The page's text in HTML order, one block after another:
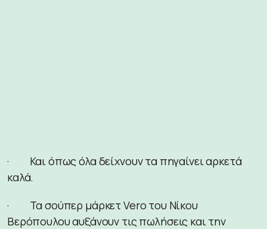
· Και όπως όλα δείχνουν τα πηγαίνει αρκετά
καλά.
· Τα σούπερ μάρκετ Vero του Νίκου
Βερόπουλου αυξάνουν τις πωλήσεις και την